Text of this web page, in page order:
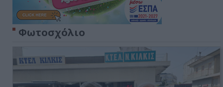
Φωτοσχόλιο